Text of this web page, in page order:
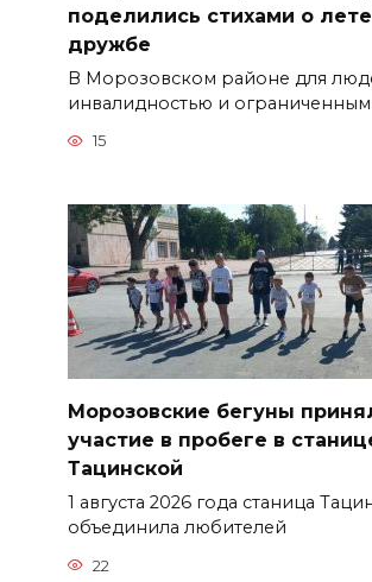
поделились стихами о
дружбе
В Морозовском районе для
инвалидностью и
15
Морозовские бегуны
участие в пробеге в
Тацинской
1 августа 2026 года станица
объединила любителей
22